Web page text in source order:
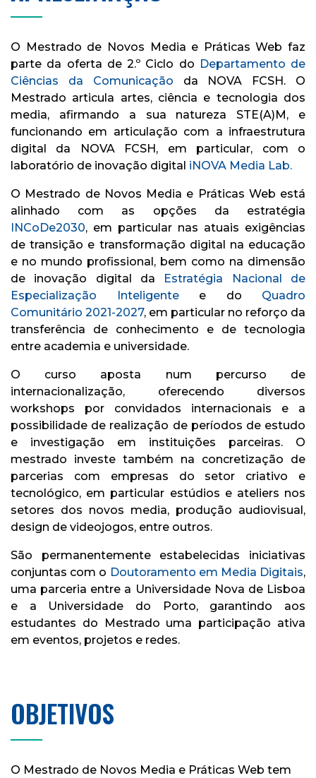
O Mestrado de Novos Media e Práticas Web faz
parte da oferta de 2.º Ciclo do Departamento de
Ciências da Comunicação da NOVA FCSH. O
Mestrado articula artes, ciência e tecnologia dos
media, afirmando a sua natureza STE(A)M, e
funcionando em articulação com a infraestrutura
digital da NOVA FCSH, em particular, com o
laboratório de inovação digital iNOVA Media Lab.
O Mestrado de Novos Media e Práticas Web está
alinhado com as opções da estratégia
INCoDe2030, em particular nas atuais exigências
de transição e transformação digital na educação
e no mundo profissional, bem como na dimensão
de inovação digital da Estratégia Nacional de
Especialização Inteligentee do Quadro
Comunitário 2021-2027, em particular no reforço da
transferência de conhecimento e de tecnologia
entre academia e universidade.
O curso aposta num percurso de
internacionalização, oferecendo diversos
workshops por convidados internacionais e a
possibilidade de realização de períodos de estudo
e investigação em instituições parceiras. O
mestrado investe também na concretização de
parcerias com empresas do setor criativo e
tecnológico, em particular estúdios e ateliers nos
setores dos novos media, produção audiovisual,
design de videojogos, entre outros.
São permanentemente estabelecidas iniciativas
conjuntas com o Doutoramento em Media Digitais,
uma parceria entre a Universidade Nova de Lisboa
e a Universidade do Porto, garantindo aos
estudantes do Mestrado uma participação ativa
em eventos, projetos e redes.
OBJETIVOS
O Mestrado de Novos Media e Práticas Web tem